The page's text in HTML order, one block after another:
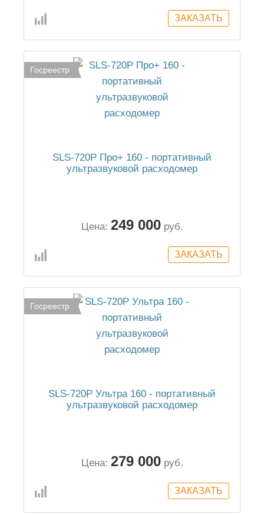
Госреестр
SLS-720P Про+ 160 - портативный
ультразвуковой расходомер
Цена: 249 000 руб.
Госреестр
SLS-720P Ультра 160 - портативный
ультразвуковой расходомер
Цена: 279 000 руб.